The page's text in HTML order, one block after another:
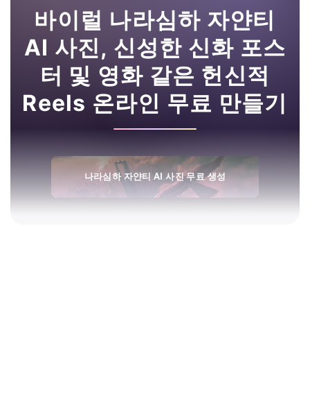
바이럴 나라심하 자얀티
AI 사진, 신성한 신화 포스
터 및 영화 같은 헌신적
Reels 온라인 무료 만들기
나라심하 자얀티 AI 사진 무료 생성